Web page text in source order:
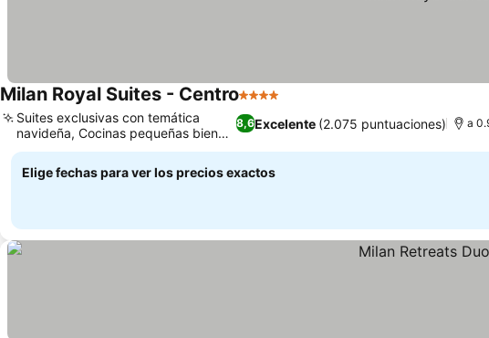
Milan Royal Suites - Centro4 Estrellas
8,6Excelente (2.075 puntuaciones)
Suites exclusivas con temática
navideña, Cocinas pequeñas bien
equipadas
a
Elige fechas para ver los precios exactos